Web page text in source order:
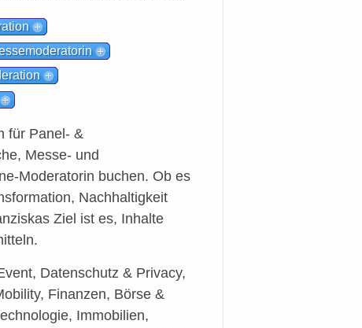
für Panel- &
Messe- und
Moderatorin buchen. Ob es
Nachhaltigkeit
Ziel ist es, Inhalte
Datenschutz & Privacy,
Finanzen, Börse &
Immobilien,